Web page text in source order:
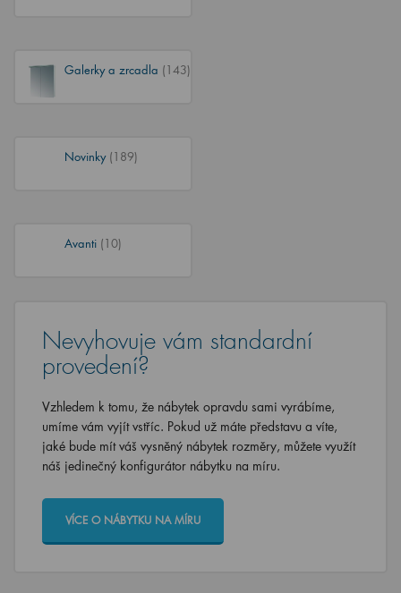
Galerky a zrcadla (143)
Novinky (189)
Avanti (10)
Nevyhovuje vám standardní
provedení?
Vzhledem k tomu, že nábytek opravdu sami vyrábíme,
umíme vám vyjít vstříc. Pokud už máte představu a víte,
jaké bude mít váš vysněný nábytek rozměry, můžete využít
náš jedinečný konfigurátor nábytku na míru.
VÍCE O NÁBYTKU NA MÍRU